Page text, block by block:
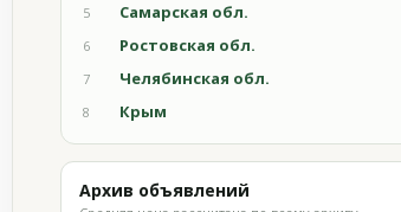
5
Самарская обл.
6
Ростовская обл.
7
Челябинская обл.
8
Крым
Архив объявлений